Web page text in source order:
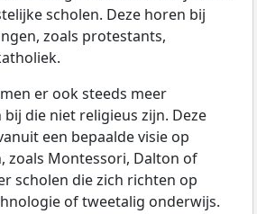
scholen. Deze horen bij
zoals protestants,
er ook steeds meer
die niet religieus zijn. Deze
een bepaalde visie op
zoals Montessori, Dalton of
scholen die zich richten op
of tweetalig onderwijs.